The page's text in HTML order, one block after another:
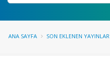
ANA SAYFA SON EKLENEN YAYINLAR